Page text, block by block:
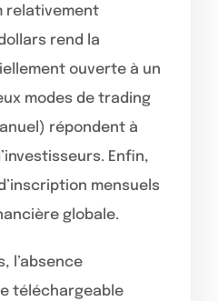
relativement
rend la
ouverte à un
modes de trading
répondent à
Enfin,
mensuels
globale.
l’absence
téléchargeable